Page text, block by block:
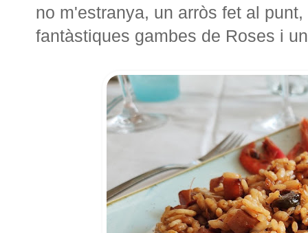
no m'estranya, un arròs fet al
fantàstiques gambes de Roses i